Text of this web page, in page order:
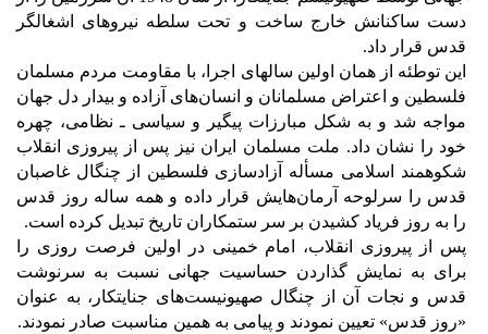
دست ساکنانش خارج ساخت و تحت سلطه نیروهای اشغالگر
قدس قرار داد.
این توطئه از همان اولین سالهای اجرا، با مقاومت مردم مسلمان
فلسطین و اعتراض مسلمانان و انسان‌های آزاده و بیدار دل جهان
مواجه شد و به شکل مبارزات پیگیر و سیاسی ـ نظامی، چهره
خود را نشان داد. ملت مسلمان ایران نیز پس از پیروزی انقلاب
شکوهمند اسلامی مسأله آزاد‌سازی فلسطین از چنگال غاصبان
قدس را سرلوحه آرمان‌هایش قرار داده و همه ساله روز قدس
را به روز فریاد کشیدن بر سر ستمکاران تاریخ تبدیل کرده است.
پس از پیروزی انقلاب، امام خمینی در اولین فرصت روزی را
برای به نمایش گذاردن حساسیت جهانی نسبت به سرنوشت
قدس و نجات آن از چنگال صهیونیست‌های جنایتکار، به عنوان
«روز قدس» تعیین نمودند و پیامی به همین مناسبت صادر نمودند.